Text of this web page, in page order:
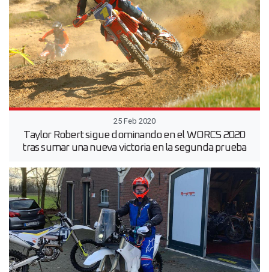
25 Feb 2020
Taylor Robert sigue dominando en el WORCS 2020
tras sumar una nueva victoria en la segunda prueba